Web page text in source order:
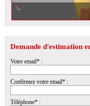
Demande d'estimation
Votre email* :
Confirmez votre email* :
Téléphone* :